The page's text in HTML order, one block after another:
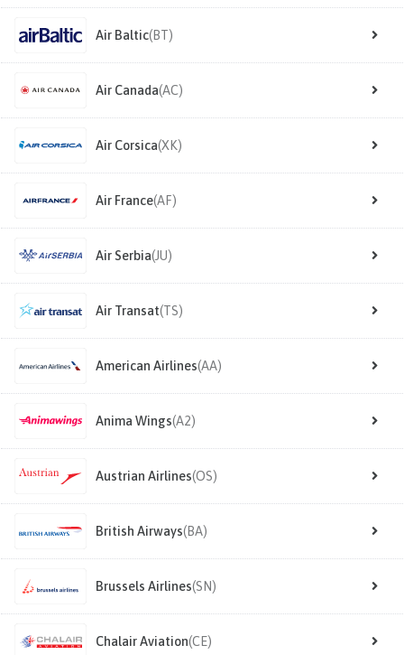
Air Baltic(BT)
Air Canada(AC)
Air Corsica(XK)
Air France(AF)
Air Serbia(JU)
Air Transat(TS)
American Airlines(AA)
Anima Wings(A2)
Austrian Airlines(OS)
British Airways(BA)
Brussels Airlines(SN)
Chalair Aviation(CE)